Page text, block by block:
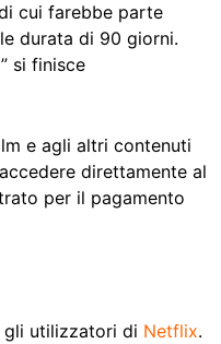
cui farebbe parte
durata di 90 giorni.
si finisce
e agli altri contenuti
direttamente al
per il pagamento
gli utilizzatori di Netflix.